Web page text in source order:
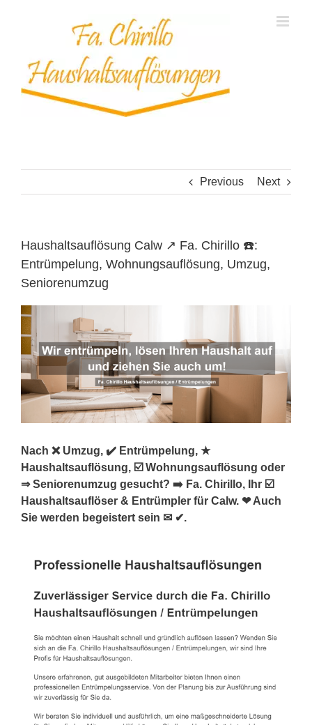
Previous Next
Haushaltsauflösung Calw ↗️ Fa. Chirillo ☎️:
Entrümpelung, Wohnungsauflösung, Umzug,
Seniorenumzug
Nach ❌ Umzug, ✔️ Entrümpelung, ★
Haushaltsauflösung, ☑️ Wohnungsauflösung oder
⇒ Seniorenumzug gesucht? ➡️ Fa. Chirillo, Ihr ☑️
Haushaltsauflöser & Entrümpler für Calw. ❤ Auch
Sie werden begeistert sein ✉ ✔.